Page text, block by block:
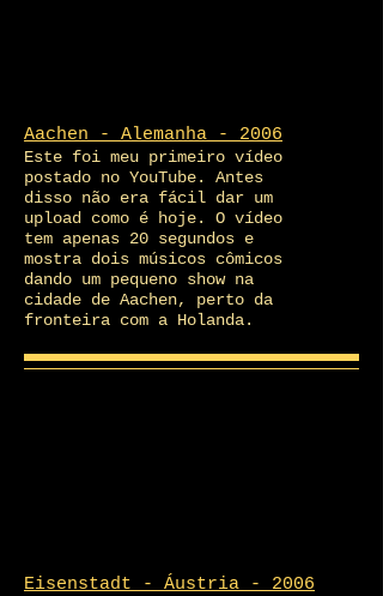
Aachen - Alemanha - 2006
Este foi meu primeiro vídeo
postado no YouTube. Antes
disso não era fácil dar um
upload como é hoje. O vídeo
tem apenas 20 segundos e
mostra dois músicos cômicos
dando um pequeno show na
cidade de Aachen, perto da
fronteira com a Holanda.
Eisenstadt - Áustria - 2006